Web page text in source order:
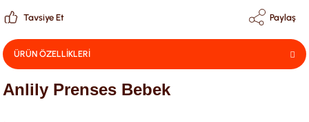
Tavsiye Et Paylaş
ÜRÜN ÖZELLİKLERİ
Anlily Prenses Bebek